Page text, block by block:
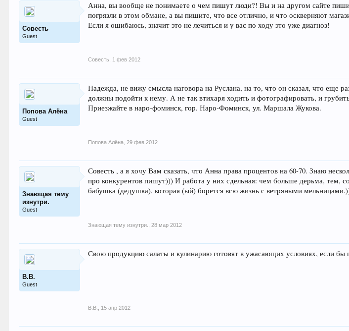
Совесть
Guest
Анна, вы вообще не понимаете о чем пишут люди?! Вы и на другом сайте
погрязли в этом обмане, а вы пишите, что все отлично, и что оскверняют
Если я ошибаюсь, значит это не лечиться и у вас по ходу это уже диагноз!
Совесть 1 фев 2012
Попова Алёна
Guest
Надежда, не вижу смысла наговора на Руслана, на то, что он сказал, что еще
должны подойти к нему. А не так втихаря ходить и фотографировать, и
Приезжайте в наро-фоминск, гор. Наро-Фоминск, ул. Маршала Жукова.
Попова Алёна 29 фев 2012
Знающая тему
изнутри.
Guest
Совесть , а я хочу Вам сказать, что Анна права процентов на 60-70. Знаю
про конкурентов пишут))) И работа у них сдельная: чем больше дерьма, тем,
бабушка (дедушка), которая (ый) борется всю жизнь с ветряными
Знающая тему изнутри. 28 мар 2012
В.В.
Guest
Свою продукцию салаты и кулинарию готовят в ужасающих условиях, если бы
В.В. 15 апр 2012